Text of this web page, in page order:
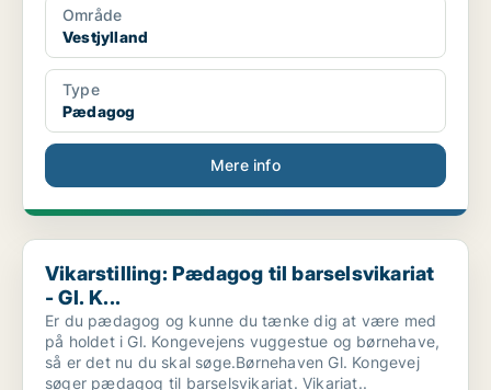
Område
Vestjylland
Type
Pædagog
Mere info
Vikarstilling: Pædagog til barselsvikariat - Gl. K...
Vikarstilling: Pædagog til barselsvikariat
- Gl. K...
Er du pædagog og kunne du tænke dig at være med
på holdet i Gl. Kongevejens vuggestue og børnehave,
så er det nu du skal søge.Børnehaven Gl. Kongevej
søger pædagog til barselsvikariat. Vikariat..